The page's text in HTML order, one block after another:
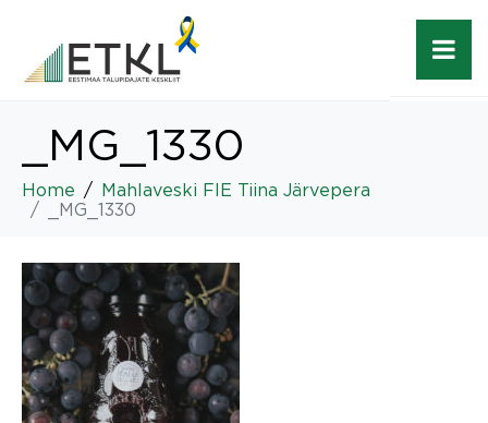
_MG_1330
Home
Mahlaveski FIE Tiina Järvepera
_MG_1330